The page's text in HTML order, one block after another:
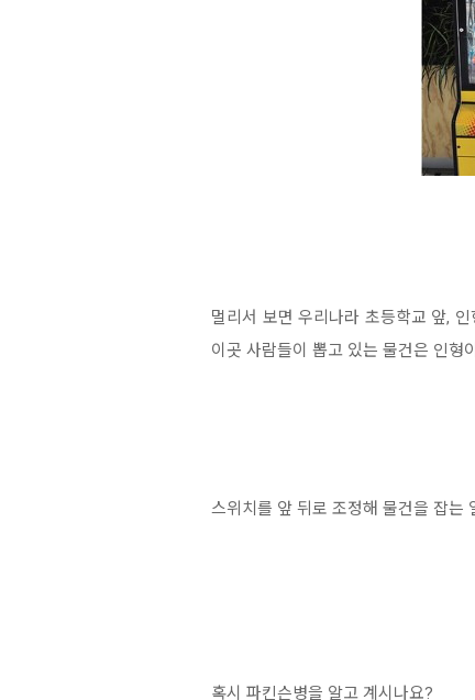
멀리서 보면 우리나라 초등학교 앞,
이곳 사람들이 뽑고 있는 물건은 인형
스위치를 앞 뒤로 조정해 물건을 잡는
혹시 파킨슨병을 알고 계시나요?